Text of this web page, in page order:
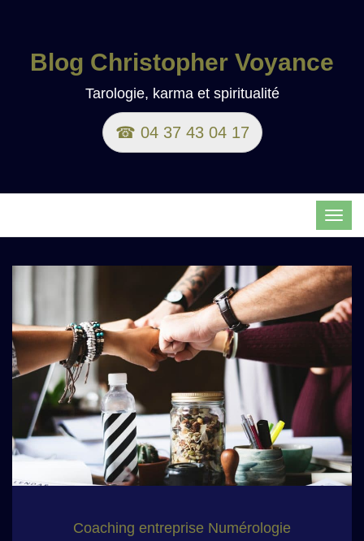
Blog Christopher Voyance
Tarologie, karma et spiritualité
☎ 04 37 43 04 17
Coaching entreprise Numérologie